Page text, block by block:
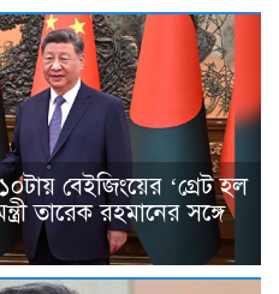
বেইজিংয়ের ‘গ্রেট হল
তারেক রহমানের সঙ্গে